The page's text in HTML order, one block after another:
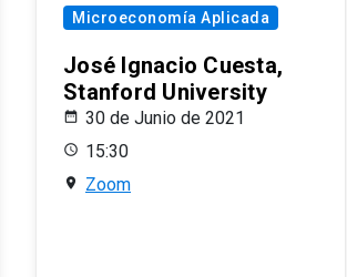
Microeconomía Aplicada
José Ignacio Cuesta,
Stanford University
30 de Junio de 2021
15:30
Zoom